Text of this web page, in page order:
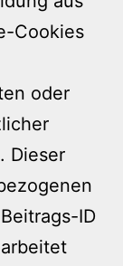
Cookies
oder
Dieser
ID